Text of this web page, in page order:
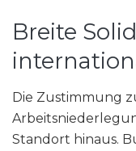
Breite
Die Zustimmung
Standort hinaus.